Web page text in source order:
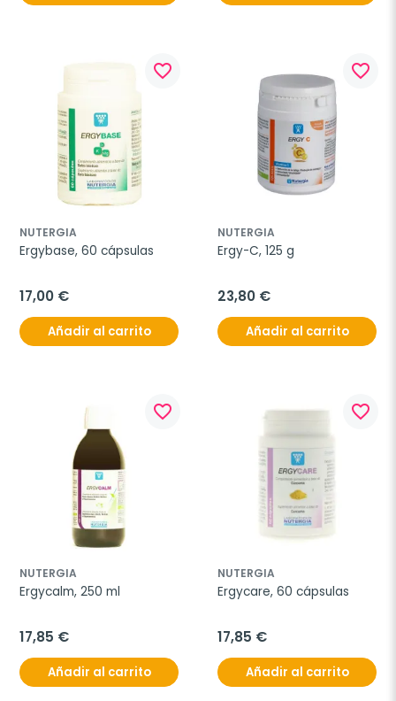
favorite_border
NUTERGIA
Ergybase, 60 cápsulas
17,00 €
Añadir al carrito
favorite_border
NUTERGIA
Ergy-C, 125 g
23,80 €
Añadir al carrito
favorite_border
NUTERGIA
Ergycalm, 250 ml
17,85 €
Añadir al carrito
favorite_border
NUTERGIA
Ergycare, 60 cápsulas
17,85 €
Añadir al carrito